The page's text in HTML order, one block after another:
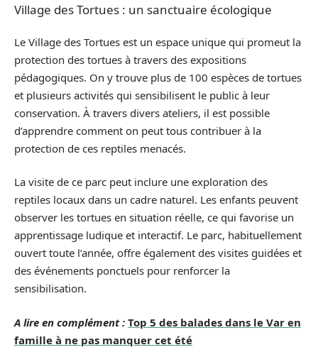
Village des Tortues : un sanctuaire écologique
Le Village des Tortues est un espace unique qui promeut la
protection des tortues à travers des expositions
pédagogiques. On y trouve plus de 100 espèces de tortues
et plusieurs activités qui sensibilisent le public à leur
conservation. À travers divers ateliers, il est possible
d’apprendre comment on peut tous contribuer à la
protection de ces reptiles menacés.
La visite de ce parc peut inclure une exploration des
reptiles locaux dans un cadre naturel. Les enfants peuvent
observer les tortues en situation réelle, ce qui favorise un
apprentissage ludique et interactif. Le parc, habituellement
ouvert toute l’année, offre également des visites guidées et
des événements ponctuels pour renforcer la
sensibilisation.
A lire en complément : Top 5 des balades dans le Var en
famille à ne pas manquer cet été